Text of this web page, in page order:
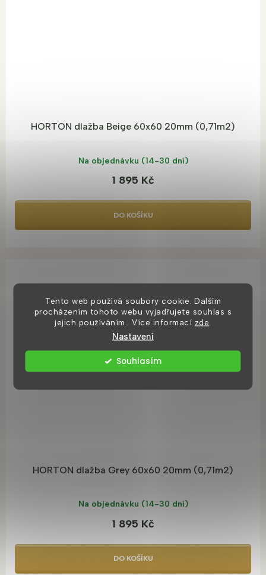
Tento web používá soubory cookie. Dalším
procházením tohoto webu vyjadřujete souhlas s
jejich používáním.. Více informací zde
Nastavení
Souhlasím
HORTON dlažba Beige 60x60 20mm (0,71m2)
Na objednávku (14-30 dní)
1 895 Kč
DO KOŠÍKU
HORTON dlažba Grey 60x60 20mm (0,71m2)
Na objednávku (14-30 dní)
1 895 Kč
DO KOŠÍKU